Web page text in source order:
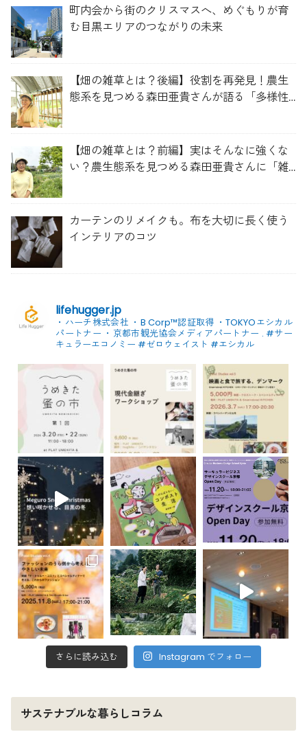
町内会から街のクリスマスへ、めぐもりが育
む目黒エリアのつながりの未来
【畑の雑草とは？後編】役割を再発見！農生
態系を見つめる森田亜貴さんが語る「多様性
【畑の雑草とは？前編】実はそんなに強くな
い？農生態系を見つめる森田亜貴さんに「雑
カーテンのリメイクも。布を大切に長く使う
インテリアのコツ
lifehugger.jp
・ハーチ株式会社 ・B Corp™認証取得 ・TOKYOエシカル
パートナー ・京都市観光協会メディアパートナー . #サー
キュラーエコノミー #ゼロウェイスト #エシカル
さらに読み込む Instagram でフォロー
サステナブルな暮らしコラム